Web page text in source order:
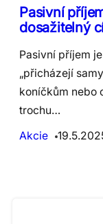
Pasivní
dosažitelný
Pasivní příjem
„přicházejí
koníčkům nebo
trochu…
Akcie